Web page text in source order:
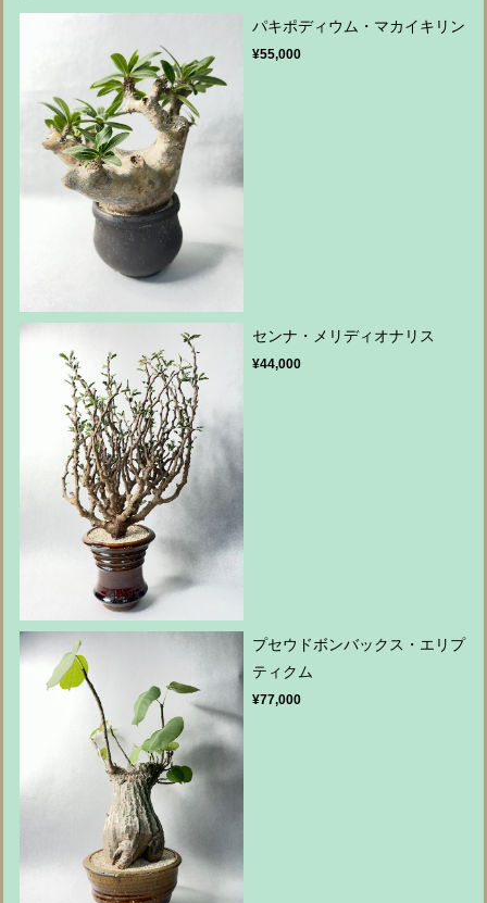
パキポディウム・マカイキリン
¥55,000
センナ・メリディオナリス
¥44,000
プセウドボンバックス・エリプ
ティクム
¥77,000